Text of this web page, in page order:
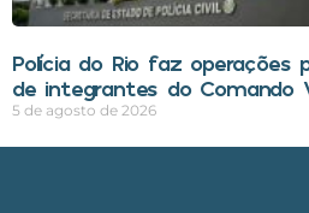
Polícia do Rio faz operações
de integrantes do Comando
5 de agosto de 2026